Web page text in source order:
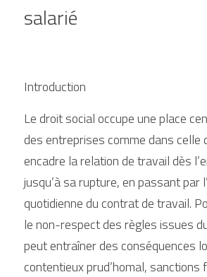
salarié
Introduction
Le droit social occupe une place
des entreprises comme dans celle
encadre la relation de travail dès
jusqu’à sa rupture, en passant par
quotidienne du contrat de travail.
le non-respect des règles issues
peut entraîner des conséquences
contentieux prud’homal, sanctions